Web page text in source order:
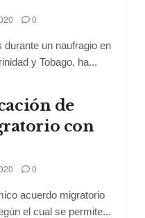
0
un naufragio en
y Tobago, ha...
de
con
0
acuerdo migratorio
el cual se permite...